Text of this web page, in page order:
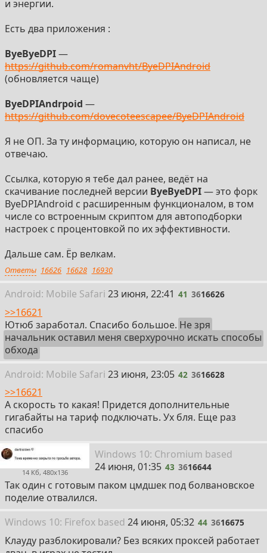
и энергии.
Есть два приложения :
ByeByeDPI—
https://github.com/romanvht/ByeDPIAndroid
(обновляется чаще)
ByeDPIAndrpoid —
https://github.com/dovecoteescapee/ByeDPIAndroid
Я не ОП. За ту информацию, которую он написал, не
отвечаю.
Ссылка, которую я тебе дал ранее, ведёт на
скачивание последней версии ByeByeDPI— это форк
ByeDPIAndroid с расширенным функционалом, в том
числе со встроенным скриптом для автоподборки
настроек с процентовкой по их эффективности.
Дальше сам. Ёр велкам.
Ответы 16626 16628 16930
Android: Mobile Safari 41
23 июня, 22:41 41 3616626
>>16621
Ютюб заработал. Спасибо большое. Не зря
начальник оставил меня сверхурочно искать способы
обхода
Android: Mobile Safari 42
23 июня, 23:05 42 3616628
>>16621
А скорость то какая! Придется дополнительные
гигабайты на тариф подключать. Ух бля. Еще раз
спасибо
14 Кб, 480x136
Windows 10: Chromium based43
24 июня, 01:35 43 3616644
Так один с готовым паком цмдшек под болвановское
поделие отвалился.
Windows 10: Firefox based 44
24 июня, 05:32 44 3616675
Клауду разблокировали? Без всяких проксей работает